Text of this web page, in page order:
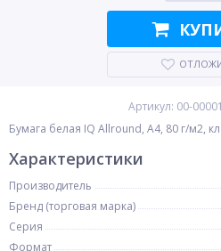
Артикул: 00-
Бумага белая IQ Allround, A4, 80 г/м2,
Характеристики
Производитель
Бренд (торговая марка)
Серия
Формат